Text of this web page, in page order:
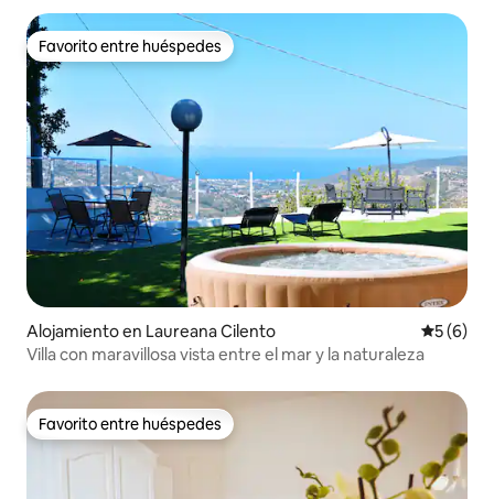
Favorito entre huéspedes
Favorito entre huéspedes
Alojamiento en Laureana Cilento
5 (6)
Villa con maravillosa vista entre el mar y la naturaleza
Favorito entre huéspedes
Favorito entre huéspedes